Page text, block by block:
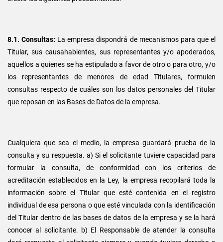
8.1. Consultas: La empresa dispondrá de mecanismos para que el
Titular, sus causahabientes, sus representantes y/o apoderados,
aquellos a quienes se ha estipulado a favor de otro o para otro, y/o
los representantes de menores de edad Titulares, formulen
consultas respecto de cuáles son los datos personales del Titular
que reposan en las Bases de Datos de la empresa.
Cualquiera que sea el medio, la empresa guardará prueba de la
consulta y su respuesta. a) Si el solicitante tuviere capacidad para
formular la consulta, de conformidad con los criterios de
acreditación establecidos en la Ley, la empresa recopilará toda la
información sobre el Titular que esté contenida en el registro
individual de esa persona o que esté vinculada con la identificación
del Titular dentro de las bases de datos de la empresa y se la hará
conocer al solicitante. b) El Responsable de atender la consulta